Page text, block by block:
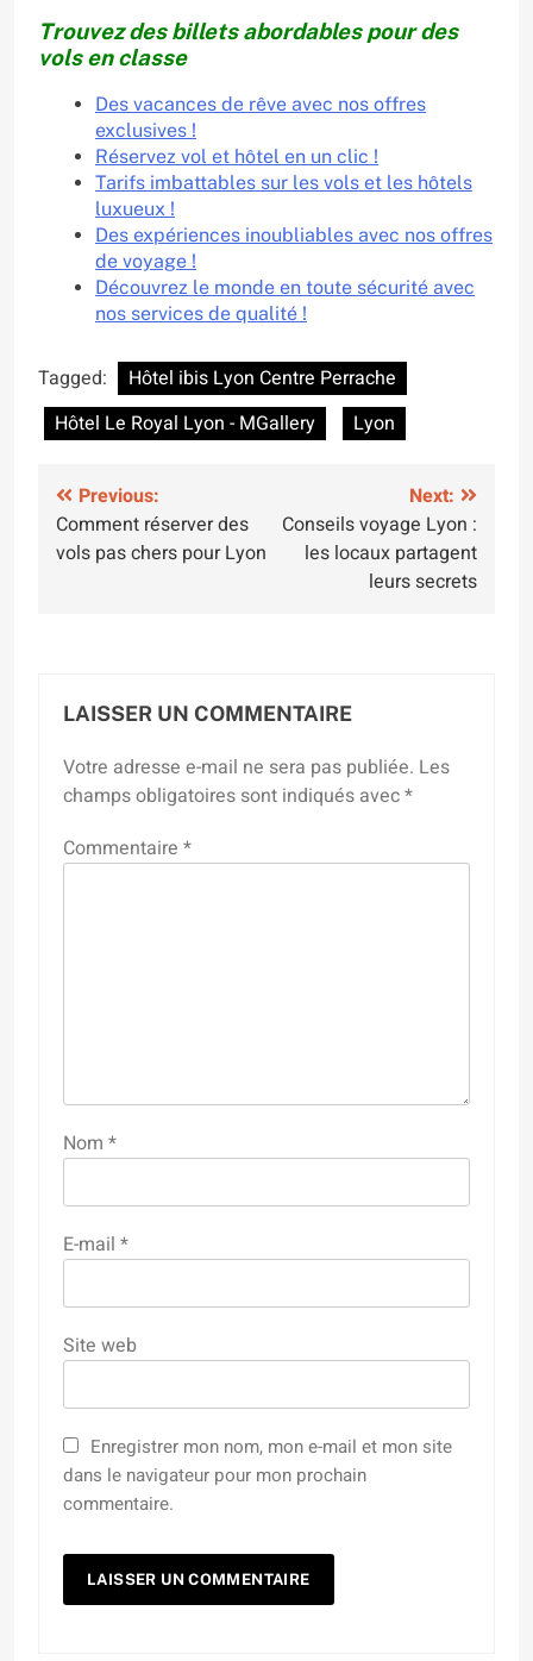
Trouvez des billets abordables pour des
vols en classe
Des vacances de rêve avec nos offres
exclusives !
Réservez vol et hôtel en un clic !
Tarifs imbattables sur les vols et les hôtels
luxueux !
Des expériences inoubliables avec nos offres
de voyage !
Découvrez le monde en toute sécurité avec
nos services de qualité !
Tagged:
Hôtel ibis Lyon Centre Perrache
Hôtel Le Royal Lyon - MGallery
Lyon
Navigation
de
Previous:
Comment réserver des
vols pas chers pour Lyon
Next:
Conseils voyage Lyon :
les locaux partagent
leurs secrets
LAISSER UN COMMENTAIRE
Votre adresse e-mail ne sera pas publiée. Les
champs obligatoires sont indiqués avec*
Commentaire *
Nom *
E-mail *
Site web
Enregistrer mon nom, mon e-mail et mon site
dans le navigateur pour mon prochain
commentaire.